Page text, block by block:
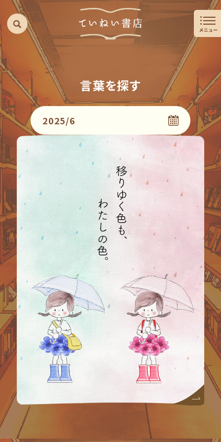
言葉を探す
2025/6